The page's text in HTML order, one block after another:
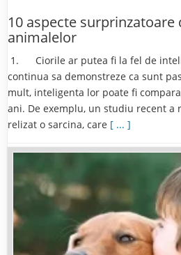
10 aspecte
animalelor
1. Ciorile ar putea fi la fel de
continua sa demonstreze ca sunt
mult, inteligenta lor poate fi
ani. De exemplu, un studiu recent a
relizat o sarcina, care [ ... ]